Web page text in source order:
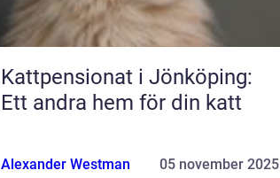
Kattpensionat i Jönköping:
Ett andra hem för din katt
Alexander Westman 05 november 2025